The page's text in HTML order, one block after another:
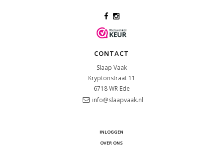
CONTACT
Slaap Vaak
Kryptonstraat 11
6718 WR Ede
info@slaapvaak.nl
INLOGGEN
OVER ONS